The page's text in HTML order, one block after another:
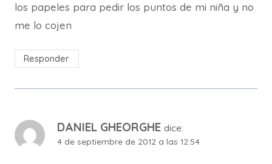
los papeles para pedir los puntos de mi niña y no
me lo cojen
Responder
DANIEL GHEORGHE dice:
4 de septiembre de 2012 a las 12:54